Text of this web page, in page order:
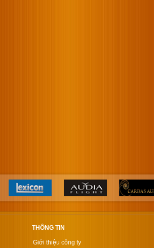
THÔNG TIN
Giới thiệu công ty